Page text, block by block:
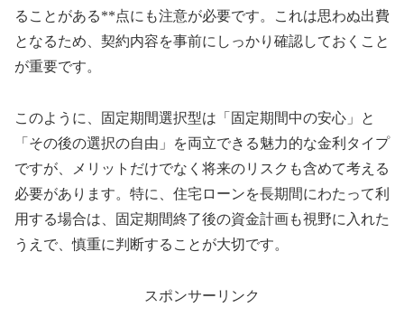
ることがある**点にも注意が必要です。これは思わぬ出費
となるため、契約内容を事前にしっかり確認しておくこと
が重要です。
このように、固定期間選択型は「固定期間中の安心」と
「その後の選択の自由」を両立できる魅力的な金利タイプ
ですが、メリットだけでなく将来のリスクも含めて考える
必要があります。特に、住宅ローンを長期間にわたって利
用する場合は、固定期間終了後の資金計画も視野に入れた
うえで、慎重に判断することが大切です。
スポンサーリンク